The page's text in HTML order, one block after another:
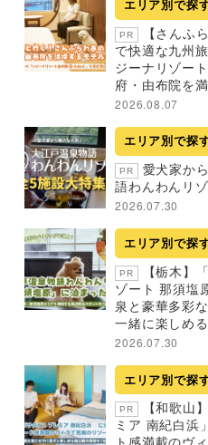
エリア別で探
PR
【さんふ
で快適な九州
ジーナリゾー
府・由布院を
2026.08.07
エリア別で探
PR
愛犬家か
語わんわんリ
2026.07.30
エリア別で探
PR
【栃木】
ゾート 那須塩
泉と豪華多彩
一緒に楽しめ
2026.07.30
エリア別で探
PR
【和歌山
ミア 南紀白浜